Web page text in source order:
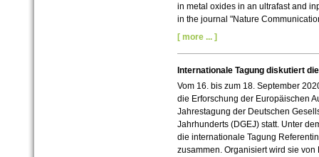
in metal oxides in an ultrafast and
in the journal "Nature
[ more ... ]
Internationale Tagung diskutiert
Vom 16. bis zum 18. September
die Erforschung der Europäischen
Jahrestagung der Deutschen
Jahrhunderts (DGEJ) statt. Unter
die internationale Tagung
zusammen. Organisiert wird sie von